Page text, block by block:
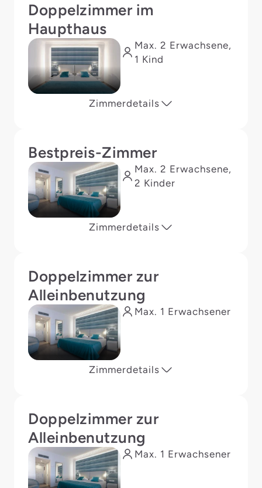
Doppelzimmer im
Haupthaus
Max. 2 Erwachsene,
1 Kind
Zimmerdetails
Bestpreis-Zimmer
Max. 2 Erwachsene,
2 Kinder
Zimmerdetails
Doppelzimmer zur
Alleinbenutzung
Max. 1 Erwachsener
Zimmerdetails
Doppelzimmer zur
Alleinbenutzung
Max. 1 Erwachsener